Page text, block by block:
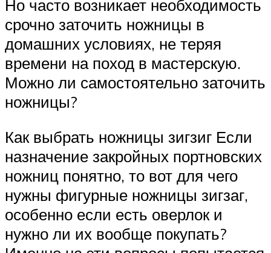
Но часто возникает необходимость
срочно заточить ножницы в
домашних условиях, не теряя
времени на поход в мастерскую.
Можно ли самостоятельно заточить
ножницы?
Как выбрать ножницы зигзиг Если
назначение закройных портновских
ножниц понятно, то вот для чего
нужны фигурные ножницы зигзаг,
особенно если есть оверлок и
нужно ли их вообще покупать?